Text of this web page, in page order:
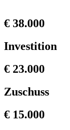
€ 38.000
Investition
€ 23.000
Zuschuss
€ 15.000